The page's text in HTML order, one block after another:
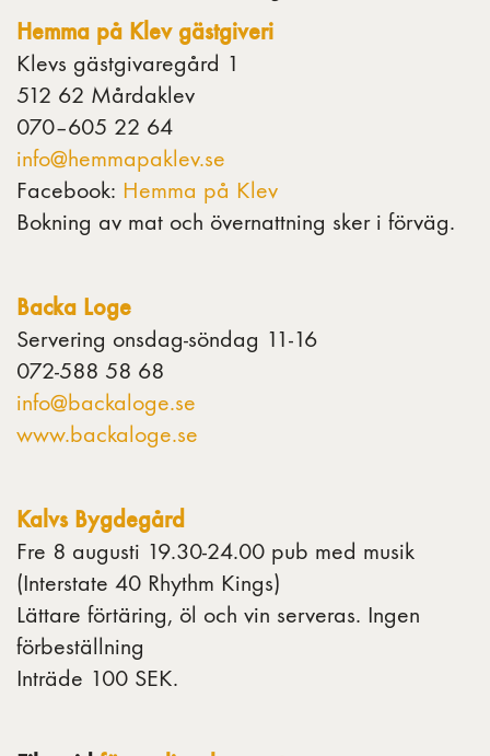
Hemma på Klev gästgiveri
Klevs gästgivaregård 1
512 62 Mårdaklev
070–605 22 64
info@hemmapaklev.se
Facebook: Hemma på Klev
Bokning av mat och övernattning sker i förväg.
Backa Loge
Servering onsdag-söndag 11-16
072-588 58 68
info@backaloge.se
www.backaloge.se
Kalvs Bygdegård
Fre 8 augusti 19.30-24.00 pub med musik
(Interstate 40 Rhythm Kings)
Lättare förtäring, öl och vin serveras. Ingen
förbeställning
Inträde 100 SEK.